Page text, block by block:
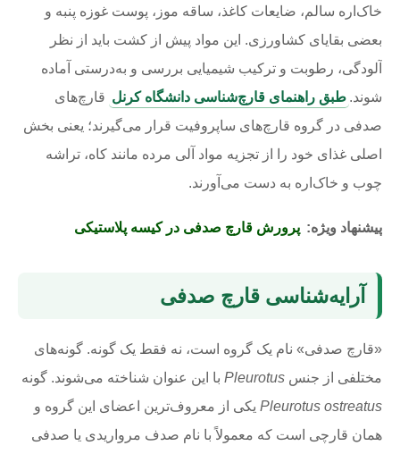
خاک‌اره سالم، ضایعات کاغذ، ساقه موز، پوست غوزه پنبه و
بعضی بقایای کشاورزی. این مواد پیش از کشت باید از نظر
آلودگی، رطوبت و ترکیب شیمیایی بررسی و به‌درستی آماده
شوند. طبق راهنمای قارچ‌شناسی دانشگاه کرنل قارچ‌های
صدفی در گروه قارچ‌های ساپروفیت قرار می‌گیرند؛ یعنی بخش
اصلی غذای خود را از تجزیه مواد آلی مرده مانند کاه، تراشه
چوب و خاک‌اره به دست می‌آورند.
پیشنهاد ویژه: پرورش قارچ صدفی در کیسه پلاستیکی
آرایه‌شناسی قارچ صدفی
«قارچ صدفی» نام یک گروه است، نه فقط یک گونه. گونه‌های
مختلفی از جنس Pleurotus با این عنوان شناخته می‌شوند. گونه
Pleurotus ostreatus یکی از معروف‌ترین اعضای این گروه و
همان قارچی است که معمولاً با نام صدف مرواریدی یا صدفی